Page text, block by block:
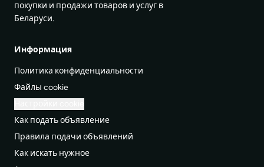
покупки и продажи товаров и услуг в
Беларуси.
Информация
Политика конфиденциальности
Файлы cookie
Как подать объявление
Правила подачи объявлений
Как искать нужное